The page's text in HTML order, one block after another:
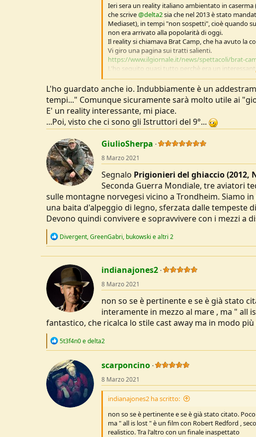
Ieri sera un reality italiano ambientato in
che scrive@delta2sia che nel 2013 è stato
Mediaset), in tempi "non sospetti", cioè quando
non era arrivato alla popolarità di oggi.
Il reality si chiamava Brat Camp, che ha avuto la
Vi giro una pagina sui tratti salienti.
https://www.ilgiornale.it/news/spettacoli/brat-
L'ho seguito quasi tutto perchè era un
Certo, spero di non andare OT ma anche La
anche questo per vedere gli effetti su un
C'è molto da discutere, probabilmente sarebbe
attentamente sia l'ambientanzione che quel
mentre invece il materiale "umano" è
lavorare oggi con i ragazzi che anche solo dieci
permanenza nella dimensione "militare" (anche
sorprendenti su soggetti che si credeva
L'ho guardato anche io. Indubbiamente è un
tempi..." Comunque sicuramente sarà molto utile ai
E' un reality interessante, mi piace.
...Poi, visto che ci sono gli Istruttori del 9°...
GiulioSherpa
8 Marzo 2021
Segnalo Prigionieri del ghiaccio (2012,
Seconda Guerra Mondiale, tre aviatori
sulle montagne norvegesi vicino a Trondheim. Siamo
una baita d'alpeggio di legno, sferzata dalle tempeste
Devono quindi convivere e sopravvivere con i mezzi a
R
t
o
n
:
Divergent,GreenGabri, bukowski e altri 2
indianajones2
8 Marzo 2021
non so se è pertinente e se è già stato
interamente in mezzo al mare , ma " all
fantastico, che ricalca lo stile cast away ma in modo
R
c
t
i
o
n
s
5t3f4n0edelta2
scarponcino
8 Marzo 2021
indianajones2 ha scritto:
non so se è pertinente e se è già stato citato.
ma " all is lost " è un film con Robert Redford ,
realistico. Tra l'altro con un finale inaspettato